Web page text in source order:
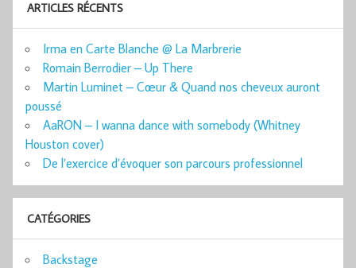
ARTICLES RÉCENTS
Irma en Carte Blanche @ La Marbrerie
Romain Berrodier – Up There
Martin Luminet – Cœur & Quand nos cheveux auront
poussé
AaRON – I wanna dance with somebody (Whitney
Houston cover)
De l’exercice d’évoquer son parcours professionnel
CATÉGORIES
Backstage